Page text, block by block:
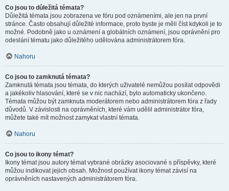
Co jsou to důležitá témata?
Důležitá témata jsou zobrazena ve fóru pod oznámeními, ale jen na první
stránce. Často obsahují důležité informace, proto byste je měli číst kdykoli je to
možné. Podobně jako u oznámení a globálních oznámení, jsou oprávnění pro
odeslání tématu jako důležitého udělována administrátorem fóra.
Nahoru
Co jsou to zamknutá témata?
Zamknutá témata jsou témata, do kterých uživatelé nemůžou posílat odpovědi
a jakékoliv hlasování, které se v nic nachází, bylo automaticky ukončeno.
Témata můžou být zamknuta moderátorem nebo administrátorem fóra z řady
důvodů. V závislosti na oprávněních, které vám udělil administrátor fóra,
můžete také mít možnost zamykat vlastní témata.
Nahoru
Co jsou to ikony témat?
Ikony témat jsou autory témat vybrané obrázky asociované s příspěvky, které
můžou indikovat jejich obsah. Možnost používat ikony témat závisí na
oprávněních nastavených administrátorem fóra.